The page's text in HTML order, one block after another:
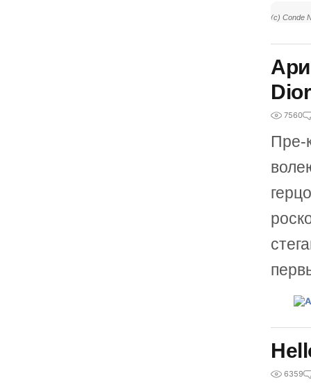
(с) Conde
Dior
7560
Пре-
6359